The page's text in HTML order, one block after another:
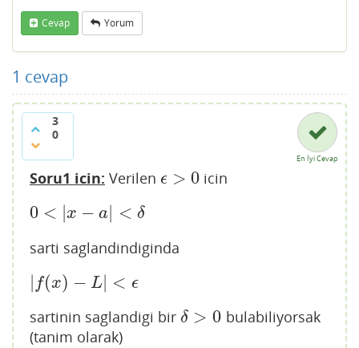
Cevap Yorum
1 cevap
3
0
En İyi Cevap
Soru1 icin: Verilen ϵ > 0
ϵ>0 icin
0 < |x − a < δ
0 <|x−a|<
δ
sarti saglandindiginda
| f(x) − L| < ϵ
|f( x)− L| ϵ
sartinin saglandigi bir δ > 0
δ >0
bulabiliyorsak
(tanim olarak)